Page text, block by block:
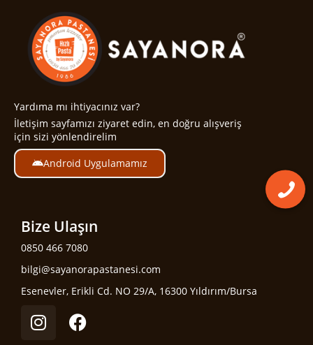
Yardıma mı ihtiyacınız var?
İletişim sayfamızı ziyaret edin, en doğru alışveriş
için sizi yönlendirelim
Android Uygulamamız
Bize Ulaşın
0850 466 7080
bilgi@sayanorapastanesi.com
Esenevler, Erikli Cd. NO 29/A, 16300 Yıldırım/Bursa